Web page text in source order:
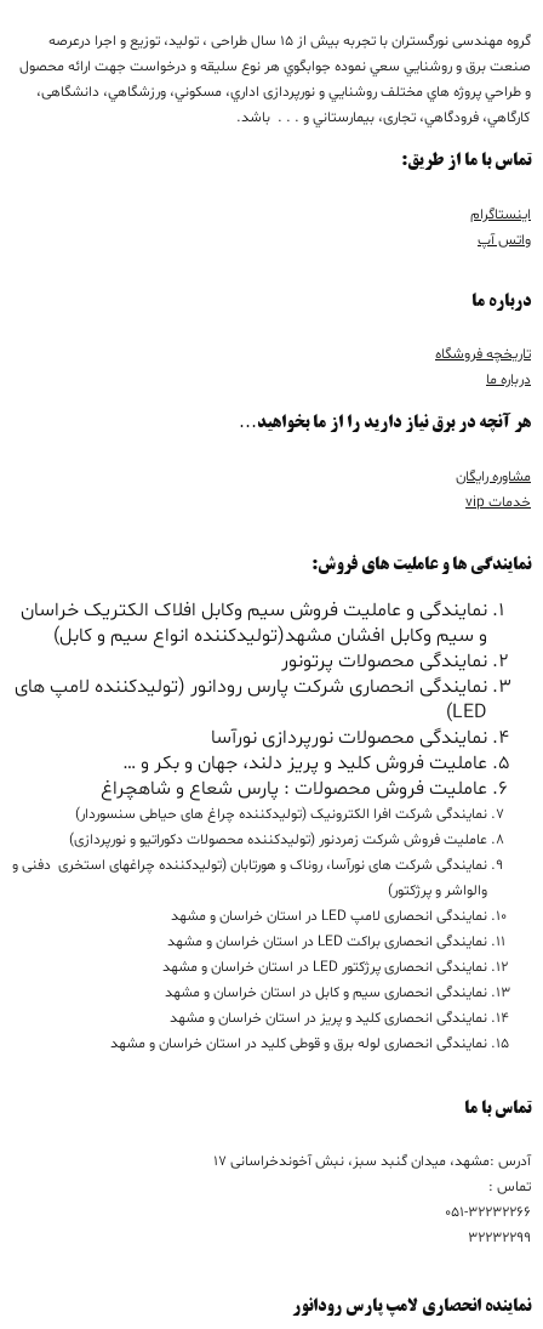
گروه مهندسی نورگستران با تجربه بيش از 15 سال طراحی ، تولید، توزیع و اجرا درعرصه
صنعت برق و روشنايي سعي نموده جوابگوي هر نوع سليقه و درخواست جهت ارائه محصول
و طراحي پروژه هاي مختلف روشنايي و نورپردازی اداري، مسكوني، ورزشگاهي، دانشگاهی،
كارگاهي، فرودگاهي، تجاری، بيمارستاني و . . . باشد.
تماس با ما از طریق:
اینستاگرام
واتس آپ
درباره ما
تاریخچه فروشگاه
درباره ما
هر آنچه در برق نیاز دارید را از ما بخواهید…
مشاوره رایگان
خدمات vip
نمایندگی ها و عاملیت های فروش:
نمایندگی و عاملیت فروش سیم وکابل افلاک الکتریک خراسان
و سیم وکابل افشان مشهد(تولیدکننده انواع سیم و کابل)
نمایندگی محصولات پرتونور
نمایندگی انحصاری شرکت پارس رودانور (تولیدکننده لامپ های
LED)
نمایندگی محصولات نورپردازی نورآسا
عاملیت فروش کلید و پریز دلند، جهان و بکر و …
عاملیت فروش محصولات : پارس شعاع و شاهچراغ
نمایندگی شرکت افرا الکترونیک (تولیدکننده چراغ های حیاطی سنسوردار)
عاملیت فروش شرکت زمردنور (تولیدکننده محصولات دکوراتیو و نورپردازی)
نمایندگی شرکت های نورآسا، روناک و هورتابان (تولیدکننده چراغهای استخری دفنی و
والواشر و پرژکتور)
نمایندگی انحصاری لامپ LED در استان خراسان و مشهد
نمایندگی انحصاری براکت LED در استان خراسان و مشهد
نمایندگی انحصاری پرژکتور LED در استان خراسان و مشهد
نمایندگی انحصاری سیم و کابل در استان خراسان و مشهد
نمایندگی انحصاری کلید و پریز در استان خراسان و مشهد
نمایندگی انحصاری لوله برق و قوطی کلید در استان خراسان و مشهد
تماس با ما
آدرس :مشهد، میدان گنبد سبز، نبش آخوندخراسانی 17
تماس :
051-32232266
32232299
نماینده انحصاری لامپ پارس رودانور